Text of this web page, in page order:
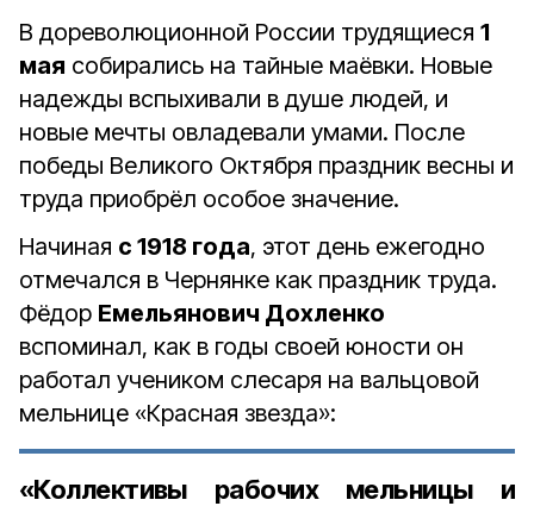
В дореволюционной России трудящиеся 1
мая собирались на тайные маёвки. Новые
надежды вспыхивали в душе людей, и
новые мечты овладевали умами. После
победы Великого Октября праздник весны и
труда приобрёл особое значение.
Начиная с 1918 года, этот день ежегодно
отмечался в Чернянке как праздник труда.
Фёдор Емельянович Дохленко
вспоминал, как в годы своей юности он
работал учеником слесаря на вальцовой
мельнице «Красная звезда»:
«Коллективы рабочих мельницы и